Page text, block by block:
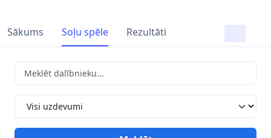
Sākums Soļu spēle Rezultāti